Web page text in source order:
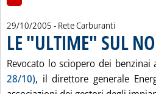
29/10/2005 - Rete Carburanti
LE "ULTIME" SUL
Revocato lo sciopero dei
28/10), il direttore generale